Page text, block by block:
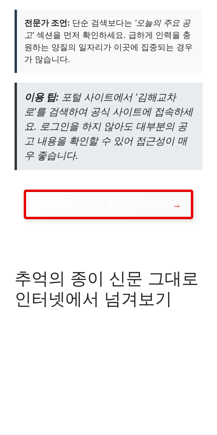
전문가 조언: 단순 검색보다는 ‘오늘의 주요 공
고’섹션을 먼저 확인하세요. 급하게 인력을 충
원하는 양질의 일자리가 이곳에 집중되는 경우
가 많습니다.
이용 팁: 포털 사이트에서 ‘김해교차
로’를 검색하여 공식 사이트에 접속하세
요. 로그인을 하지 않아도 대부분의 공
고 내용을 확인할 수 있어 접근성이 매
우 좋습니다.
김해교차로 공식 홈페이지 바로가기
추억의 종이 신문 그대로
인터넷에서 넘겨보기